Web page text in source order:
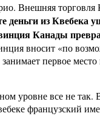
Внешняя
деньги из
Канады
вносит «по
первое
уровне все не
французский